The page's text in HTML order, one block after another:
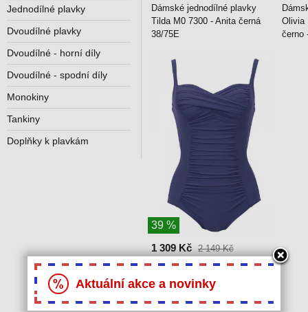
Dámské jednodílné plavky
Tilda M0 7300 - Anita černá
38/75E
Olivia
černo
39 %
1 309 Kč 2 149 Kč
Plavky jednodilné Michelle
Jednodílné plavky
Dvoudílné plavky
Dvoudílné - horní díly
Dvoudílné - spodní díly
Monokiny
Tankiny
Doplňky k plavkám
Aktuální akce a novinky